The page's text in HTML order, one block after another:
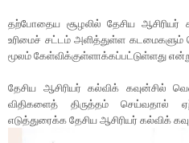
தற்போதைய சூழலில் தேசிய ஆசிரியர்
உரிமைச் சட்டம் அளித்துள்ள கடமைகளும்
மூலம் கேள்விக்குள்ளாக்கப்பட்டுள்ளது
தேசிய ஆசிரியர் கல்விக் கவுன்சில்
விதிகளைத் திருத்தம் செய்வதால்
எடுத்துரைக்க தேசிய ஆசிரியர் கல்விக்